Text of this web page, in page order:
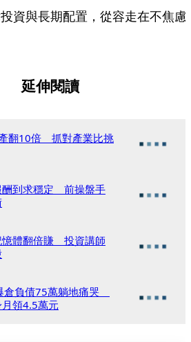
資與長期配置，從容走在不焦慮
延伸閱讀
翻10倍 抓對產業比挑
酬到求穩定 前操盤手
憶體翻倍賺 投資講師
倉負債75萬躺地痛哭
領4.5萬元